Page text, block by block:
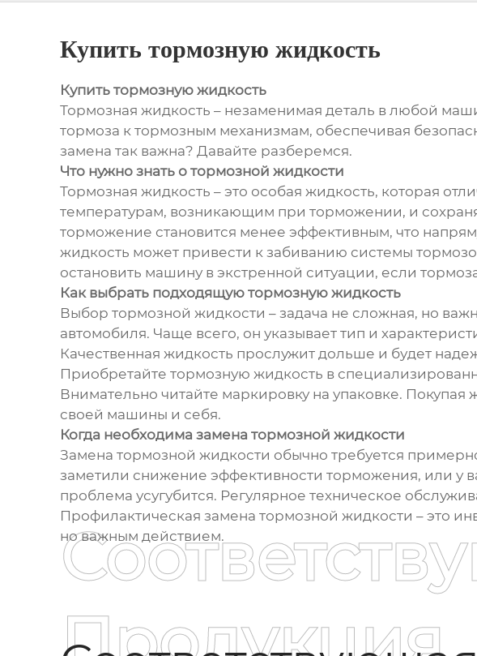
Купить тормозную жидкость
Купить тормозную жидкость
Тормозная жидкость – незаменимая деталь в любой
тормоза к тормозным механизмам, обеспечивая
замена так важна? Давайте разберемся.
Что нужно знать о тормозной жидкости
Тормозная жидкость – это особая жидкость, которая
температурам, возникающим при торможении, и
торможение становится менее эффективным, что
жидкость может привести к забиванию системы
остановить машину в экстренной ситуации, если
Как выбрать подходящую тормозную жидкость
Выбор тормозной жидкости – задача не сложная, но
автомобиля. Чаще всего, он указывает тип и
Качественная жидкость прослужит дольше и будет
Приобретайте тормозную жидкость в
Внимательно читайте маркировку на упаковке.
своей машины и себя.
Когда необходима замена тормозной жидкости
Замена тормозной жидкости обычно требуется
заметили снижение эффективности торможения, или у
проблема усугубится. Регулярное техническое
Профилактическая замена тормозной жидкости – это
но важным действием.